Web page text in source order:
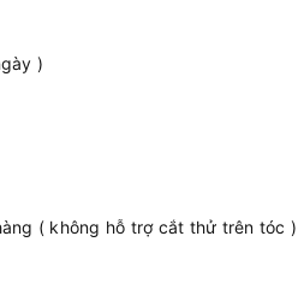
)
( không hỗ trợ cắt thử trên